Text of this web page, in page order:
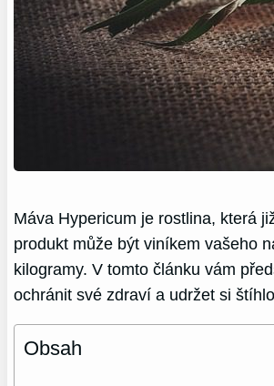
Máva Hypericum je rostlina, která
produkt může být viníkem vašeho
kilogramy. V tomto článku vám
ochránit své zdraví a udržet si
Obsah